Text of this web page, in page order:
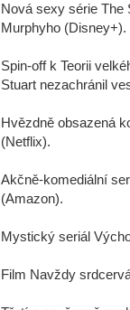
Nová sexy série The
Murphyho (Disney+).
Spin-off k Teorii
Stuart nezachránil
Hvězdně obsazená
(Netflix).
Akčně-komediální
(Amazon).
Mystický seriál
Film Navždy